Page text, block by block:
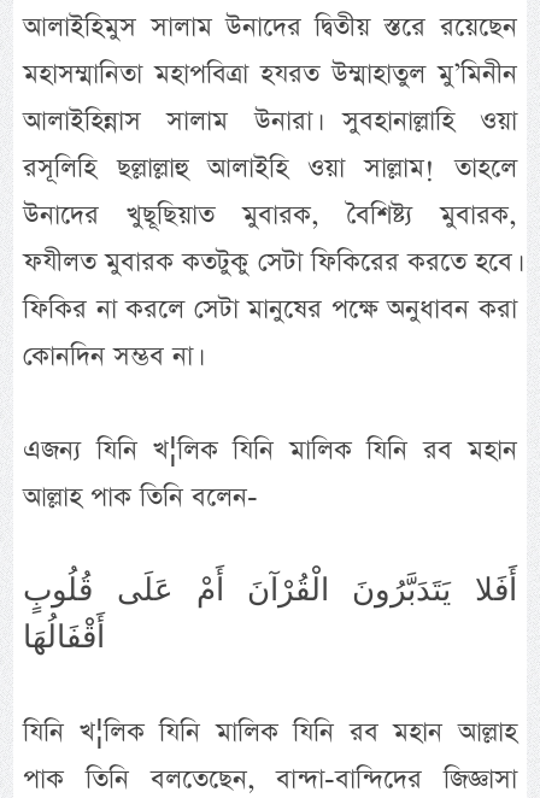
আলাইহিমুস সালাম উনাদের দ্বিতীয় স্তরে রয়েছেন
মহাসম্মানিতা মহাপবিত্রা হযরত উম্মাহাতুল মু’মিনীন
আলাইহিন্নাস সালাম উনারা। সুবহানাল্লাহি ওয়া
রসূলিহি ছল্লাল্লাহু আলাইহি ওয়া সাল্লাম! তাহলে
উনাদের খুছূছিয়াত মুবারক, বৈশিষ্ট্য মুবারক,
ফযীলত মুবারক কতটুকু সেটা ফিকিরের করতে হবে।
ফিকির না করলে সেটা মানুষের পক্ষে অনুধাবন করা
কোনদিন সম্ভব না।
এজন্য যিনি খ¦লিক যিনি মালিক যিনি রব মহান
আল্লাহ পাক তিনি বলেন-
أَفَلا يَتَدَبَّرُونَ الْقُرْآنَ أَمْ عَلَى قُلُوبٍ
أَقْفَالُهَا
যিনি খ¦লিক যিনি মালিক যিনি রব মহান আল্লাহ
পাক তিনি বলতেছেন, বান্দা-বান্দিদের জিজ্ঞাসা